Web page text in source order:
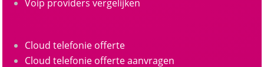
Voip providers vergelijken
Cloud telefonie offerte
Cloud telefonie offerte aanvragen